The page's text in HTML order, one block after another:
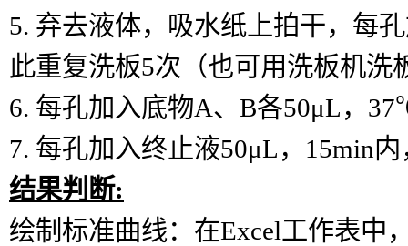
5. 弃去液体，吸水纸上拍干，每
此重复洗板5次（也可用洗板机洗
6. 每孔加入底物A、B各50μL，
7. 每孔加入终止液50μL，15min
结果判断:
绘制标准曲线：在Excel工作表中